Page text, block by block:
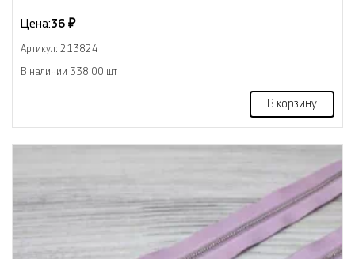
Цена:36 ₽
Артикул: 213824
В наличии 338.00 шт
В корзину